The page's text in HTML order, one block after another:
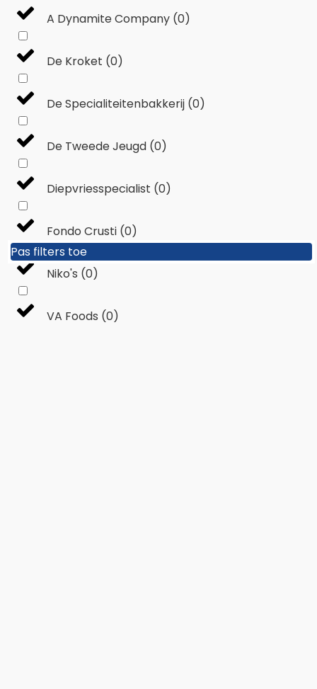
Pas filters toe
A Dynamite Company (0)
De Kroket (0)
De Specialiteitenbakkerij (0)
De Tweede Jeugd (0)
Diepvriesspecialist (0)
Fondo Crusti (0)
Niko's (0)
VA Foods (0)
Pas filters toe